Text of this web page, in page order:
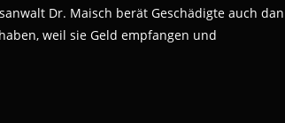
Dr. Maisch berät Geschädigte auch
weil sie Geld empfangen und